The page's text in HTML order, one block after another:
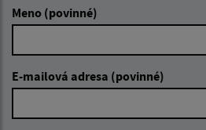
Meno (povinné)
E-mailová adresa (povinné)